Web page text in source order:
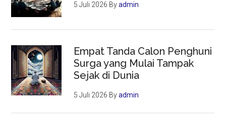
5 Juli 2026 Byadmin
Empat Tanda Calon Penghuni
Surga yang Mulai Tampak
Sejak di Dunia
5 Juli 2026 Byadmin